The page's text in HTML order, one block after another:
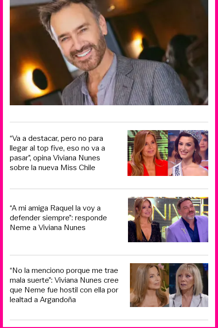
“Va a destacar, pero no para
llegar al top five, eso no va a
pasar”, opina Viviana Nunes
sobre la nueva Miss Chile
“A mi amiga Raquel la voy a
defender siempre”: responde
Neme a Viviana Nunes
“No la menciono porque me trae
mala suerte”: Viviana Nunes cree
que Neme fue hostil con ella por
lealtad a Argandoña